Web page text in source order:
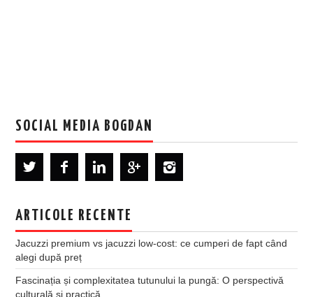
SOCIAL MEDIA BOGDAN
ARTICOLE RECENTE
Jacuzzi premium vs jacuzzi low-cost: ce cumperi de fapt când
alegi după preț
Fascinația și complexitatea tutunului la pungă: O perspectivă
culturală și practică